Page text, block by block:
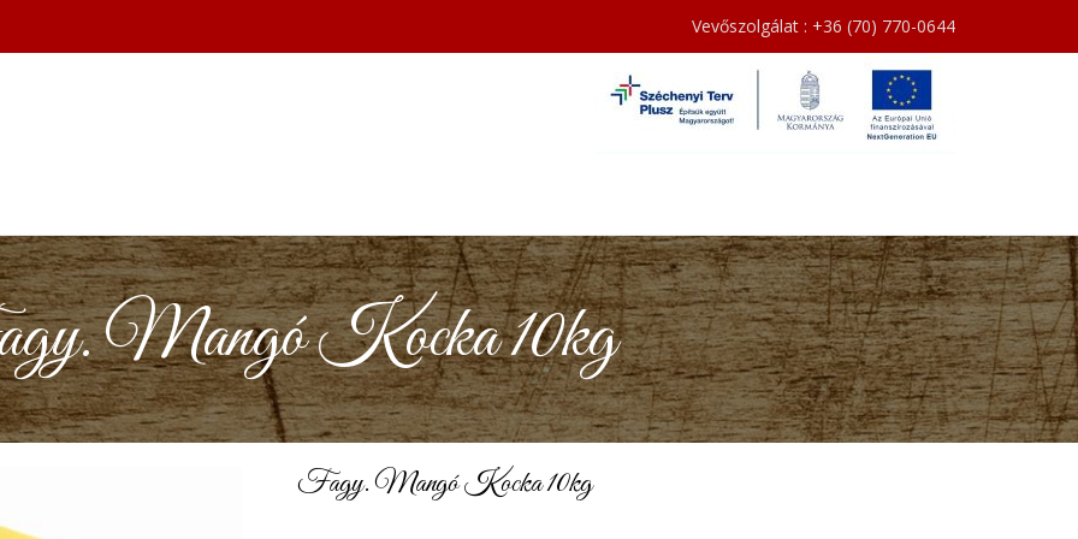
Vevőszolgálat : +36 (70) 770-0644
Mangó Kocka 10kg
Fagy. Mangó Kocka 10kg